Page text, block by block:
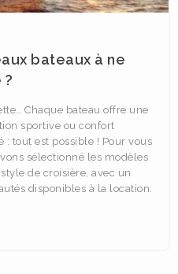
bateaux à ne
?
Chaque bateau offre une
sportive ou confort
tout est possible ! Pour vous
sélectionné les modèles
de croisière, avec un
disponibles à la location.